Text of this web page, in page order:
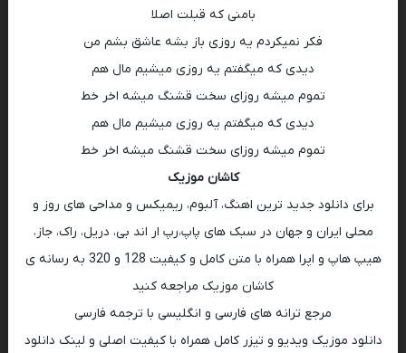
بامنی که قبلت اصلا
فکر نمیکردم یه روزی باز بشه عاشق بشم من
دیدی که میگفتم یه روزی میشیم مال هم
تموم میشه روزای سخت قشنگ میشه اخر خط
دیدی که میگفتم یه روزی میشیم مال هم
تموم میشه روزای سخت قشنگ میشه اخر خط
کاشان موزیک
برای دانلود جدید ترین اهنگ، آلبوم، ریمیکس و مداحی های روز و
محلی ایران و جهان در سبک های پاپ،رپ ار اند بی، دریل، راک، جاز،
هیپ هاپ و اپرا همراه با متن کامل و کیفیت 128 و 320 به رسانه ی
کاشان موزیک مراجعه کنید
مرجع ترانه های فارسی و انگلیسی با ترجمه فارسی
دانلود موزیک ویدیو و تیزر کامل همراه با کیفیت اصلی و لینک دانلود